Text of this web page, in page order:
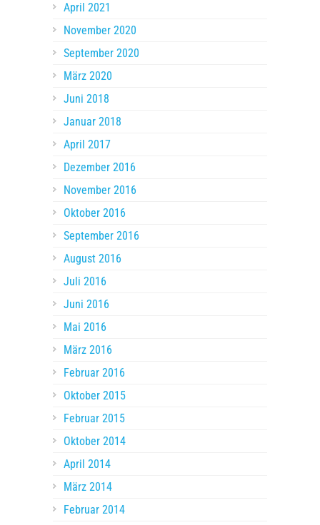
April 2021
November 2020
September 2020
März 2020
Juni 2018
Januar 2018
April 2017
Dezember 2016
November 2016
Oktober 2016
September 2016
August 2016
Juli 2016
Juni 2016
Mai 2016
März 2016
Februar 2016
Oktober 2015
Februar 2015
Oktober 2014
April 2014
März 2014
Februar 2014